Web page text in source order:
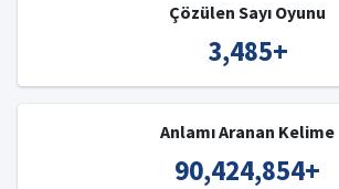
Çözülen Sayı Oyunu
3,485+
Anlamı Aranan Kelime
90,424,854+